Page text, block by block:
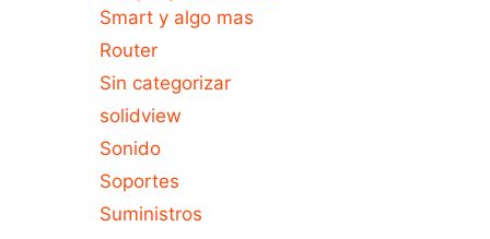
Smart y algo mas
Router
Sin categorizar
solidview
Sonido
Soportes
Suministros